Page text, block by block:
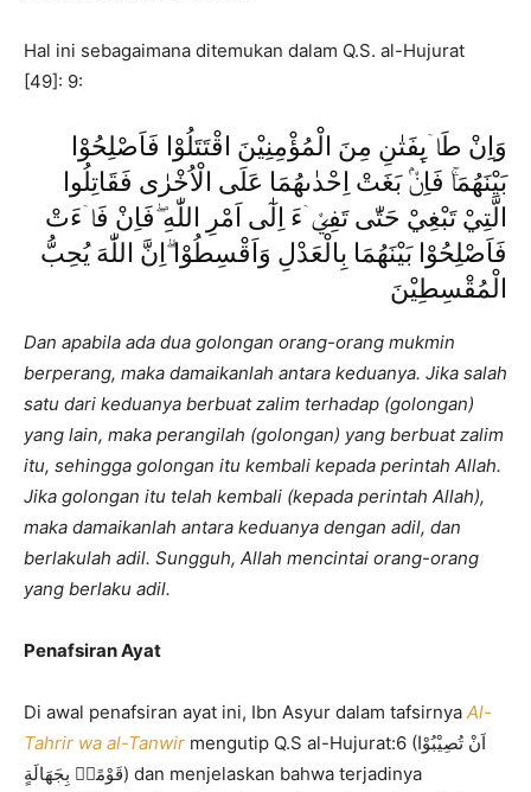
Hal ini sebagaimana ditemukan dalam Q.S. al-Hujurat
[49]: 9:
وَاِنْ طَاۤىِٕفَتٰنِ مِنَ الْمُؤْمِنِيْنَ اقْتَتَلُوْا فَاَصْلِحُوْا
بَيْنَهُمَاۚ فَاِنْۢ بَغَتْ اِحْدٰىهُمَا عَلَى الْاُخْرٰى فَقَاتِلُوا
الَّتِيْ تَبْغِيْ حَتّٰى تَفِيْۤءَ اِلٰٓى اَمْرِ اللّٰهِ ۖفَاِنْ فَاۤءَتْ
فَاَصْلِحُوْا بَيْنَهُمَا بِالْعَدْلِ وَاَقْسِطُوْا ۗاِنَّ اللّٰهَ يُحِبُّ
الْمُقْسِطِيْنَ
Dan apabila ada dua golongan orang-orang mukmin
berperang, maka damaikanlah antara keduanya. Jika salah
satu dari keduanya berbuat zalim terhadap (golongan)
yang lain, maka perangilah (golongan) yang berbuat zalim
itu, sehingga golongan itu kembali kepada perintah Allah.
Jika golongan itu telah kembali (kepada perintah Allah),
maka damaikanlah antara keduanya dengan adil, dan
berlakulah adil. Sungguh, Allah mencintai orang-orang
yang berlaku adil.
Penafsiran Ayat
Di awal penafsiran ayat ini, Ibn Asyur dalam tafsirnya Al-
Tahrir wa al-Tanwir mengutip Q.S al-Hujurat:6 (اَنْ تُصِيْبُوْا
قَوْمًاۢ بِجَهَالَةٍ) dan menjelaskan bahwa terjadinya